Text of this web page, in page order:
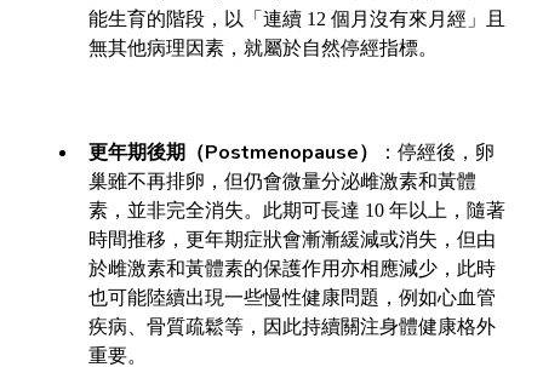
能生育的階段，以「連續 12 個月沒有來月經」且
無其他病理因素，就屬於自然停經指標。
更年期後期（Postmenopause） ： 停經後，卵
巢雖不再排卵，但仍會微量分泌雌激素和黃體
素，並非完全消失。此期可長達 10 年以上，隨著
時間推移，更年期症狀會漸漸緩減或消失，但由
於雌激素和黃體素的保護作用亦相應減少，此時
也可能陸續出現一些慢性健康問題，例如心血管
疾病、骨質疏鬆等，因此持續關注身體健康格外
重要。